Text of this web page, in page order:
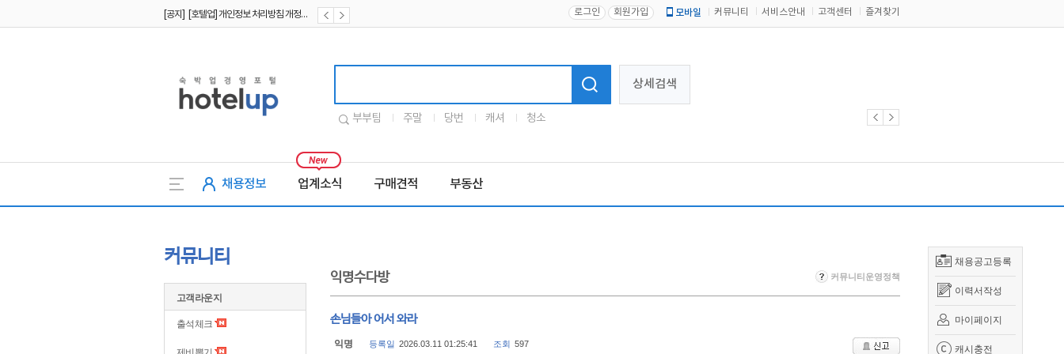
[공지] [호텔업] 개인정보 처리방침 개정본1 (19.09.02) 로그인 회원가입 모바일 커뮤니티 서비스안내 고객센터 즐겨찾기
상세검색
부부팀 주말 당번 캐셔 청소
채용정보 업계소식 구매견적 부동산
채용공고등록
이력서작성
마이페이지
캐시충전
커뮤니티
고객라운지
출석체크
익명수다방 커뮤니티운영정책
손님들아 어서 와라
익명 등록일 2026.03.11 01:25:41 조회 597